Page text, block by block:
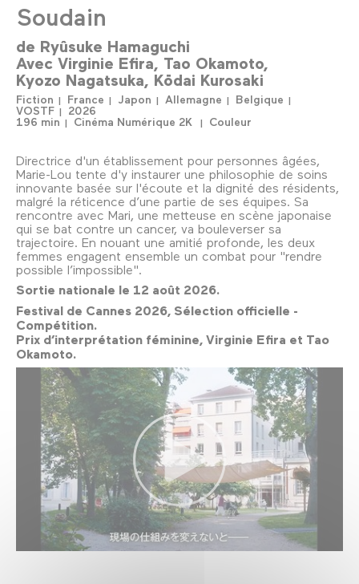
Soudain
de Ryûsuke Hamaguchi
Avec Virginie Efira Tao Okamoto
Kyozo Nagatsuka Kōdai Kurosaki
Fiction France Japon Allemagne
Belgique
VOSTF
2026
196 min
Cinéma Numérique 2K Couleur
Directrice d'un établissement pour personnes âgées,
Marie-Lou tente d'y instaurer une philosophie de soins
innovante basée sur l'écoute et la dignité des résidents,
malgré la réticence d’une partie de ses équipes. Sa
rencontre avec Mari, une metteuse en scène japonaise
qui se bat contre un cancer, va bouleverser sa
trajectoire. En nouant une amitié profonde, les deux
femmes engagent ensemble un combat pour "rendre
possible l’impossible".
Sortie nationale le 12 août 2026.
Festival de Cannes 2026, Sélection officielle -
Compétition.
Prix d’interprétation féminine, Virginie Efira et Tao
Okamoto.